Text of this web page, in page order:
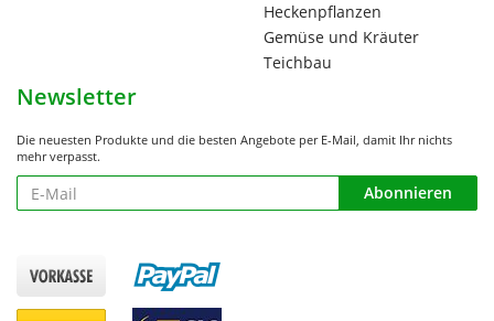
Heckenpflanzen
Gemüse und Kräuter
Teichbau
Newsletter
Die neuesten Produkte und die besten Angebote per E-Mail, damit Ihr nichts
mehr verpasst.
Newsletter Abonnieren